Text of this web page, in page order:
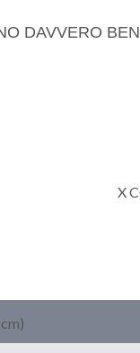
DAVVERO
X